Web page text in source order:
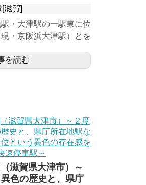
滋賀]
・大津駅の一駅東に位
・京阪浜大津駅）とを
...
を読む
滋賀県大津市）～
色の歴史と、県庁